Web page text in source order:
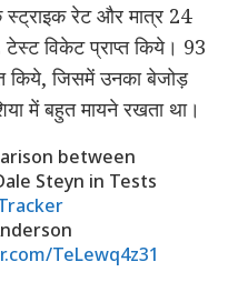
रेट और मात्र 24
विकेट प्राप्त किये। 93
किये, जिसमें उनका बेजोड़
में बहुत मायने रखता था।
between
Steyn in Tests
TeLewq4z31